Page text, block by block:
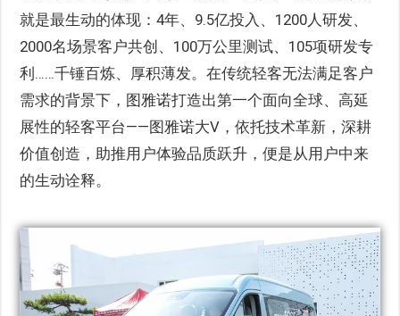
就是最生动的体现：4年、9.5亿投入、1200人研发、
2000名场景客户共创、100万公里测试、105项研发专
利……千锤百炼、厚积薄发。在传统轻客无法满足客户
需求的背景下，图雅诺打造出第一个面向全球、高延
展性的轻客平台——图雅诺大V，依托技术革新，深耕
价值创造，助推用户体验品质跃升，便是从用户中来
的生动诠释。